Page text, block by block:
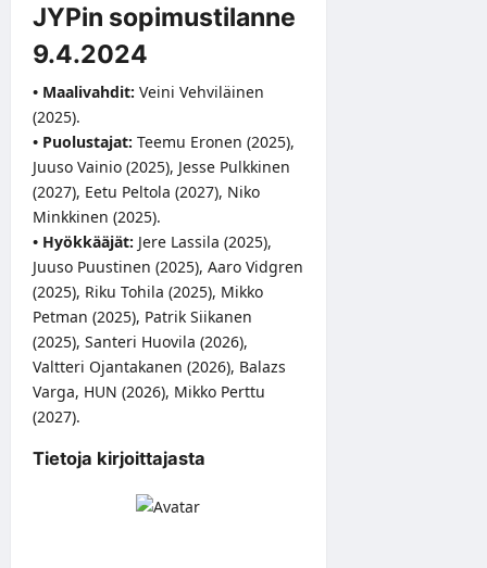
JYPin sopimustilanne
9.4.2024
• Maalivahdit: Veini Vehviläinen
(2025).
• Puolustajat: Teemu Eronen (2025),
Juuso Vainio (2025), Jesse Pulkkinen
(2027), Eetu Peltola (2027), Niko
Minkkinen (2025).
• Hyökkääjät: Jere Lassila (2025),
Juuso Puustinen (2025), Aaro Vidgren
(2025), Riku Tohila (2025), Mikko
Petman (2025), Patrik Siikanen
(2025), Santeri Huovila (2026),
Valtteri Ojantakanen (2026), Balazs
Varga, HUN (2026), Mikko Perttu
(2027).
Tietoja kirjoittajasta